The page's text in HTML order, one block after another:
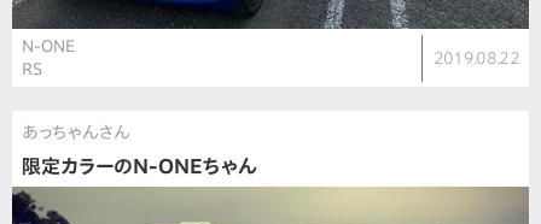
N-ONE
RS
2019.08.22
あっちゃんさん
限定カラーのN-ONEちゃん